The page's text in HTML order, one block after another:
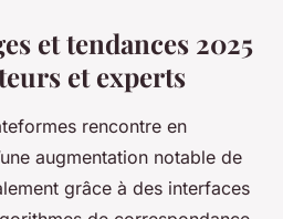
et tendances 2025
et experts
rencontre en
augmentation notable de
grâce à des interfaces